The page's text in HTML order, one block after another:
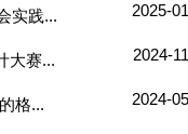
实践... 2025-
大赛... 2024-
格... 2024-